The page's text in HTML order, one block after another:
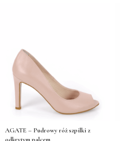
AGATE – Pudrowy róż szpilki z